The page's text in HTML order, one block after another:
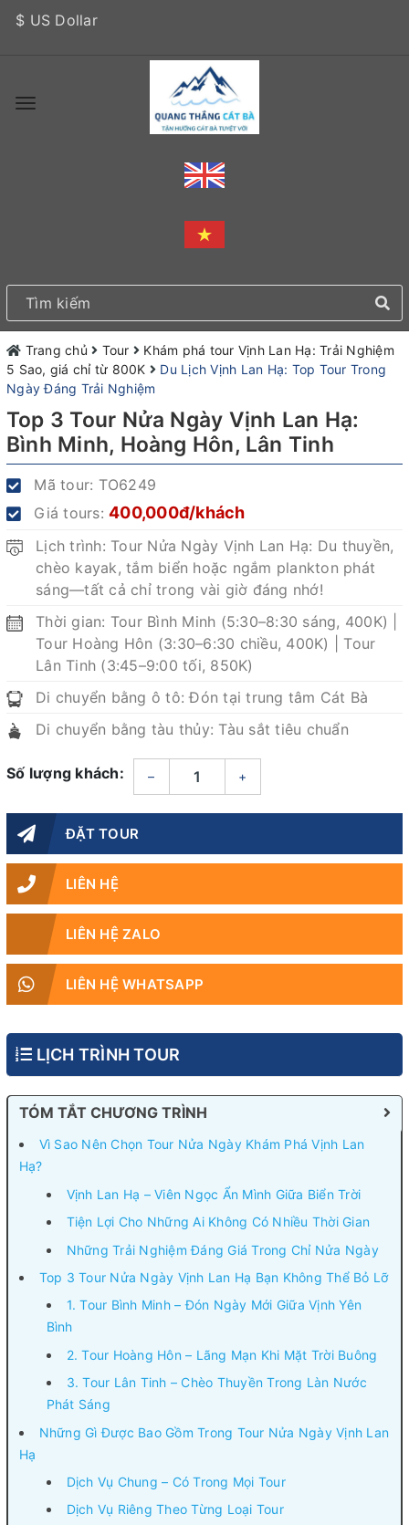
$ US Dollar
Trang chủ Tour
Khám phá tour Vịnh Lan Hạ: Trải Nghiệm
5 Sao, giá chỉ từ 800K
Du Lịch Vịnh Lan Hạ: Top Tour Trong
Ngày Đáng Trải Nghiệm
Top 3 Tour Nửa Ngày Vịnh Lan Hạ:
Bình Minh, Hoàng Hôn, Lân Tinh
Mã tour: TO6249
Giá tours: 400,000đ/khách
Lịch trình: Tour Nửa Ngày Vịnh Lan Hạ: Du thuyền,
chèo kayak, tắm biển hoặc ngắm plankton phát
sáng—tất cả chỉ trong vài giờ đáng nhớ!
Thời gian: Tour Bình Minh (5:30–8:30 sáng, 400K) |
Tour Hoàng Hôn (3:30–6:30 chiều, 400K) | Tour
Lân Tinh (3:45–9:00 tối, 850K)
Di chuyển bằng ô tô: Đón tại trung tâm Cát Bà
Di chuyển bằng tàu thủy: Tàu sắt tiêu chuẩn
Số lượng khách: – +
ĐẶT TOUR
LIÊN HỆ
LIÊN HỆ ZALO
LIÊN HỆ WHATSAPP
LỊCH TRÌNH TOUR
TÓM TẮT CHƯƠNG TRÌNH
Vì Sao Nên Chọn Tour Nửa Ngày Khám Phá Vịnh Lan
Hạ?
Vịnh Lan Hạ – Viên Ngọc Ẩn Mình Giữa Biển Trời
Tiện Lợi Cho Những Ai Không Có Nhiều Thời Gian
Những Trải Nghiệm Đáng Giá Trong Chỉ Nửa Ngày
Top 3 Tour Nửa Ngày Vịnh Lan Hạ Bạn Không Thể Bỏ Lỡ
1. Tour Bình Minh – Đón Ngày Mới Giữa Vịnh Yên
Bình
2. Tour Hoàng Hôn – Lãng Mạn Khi Mặt Trời Buông
3. Tour Lân Tinh – Chèo Thuyền Trong Làn Nước
Phát Sáng
Những Gì Được Bao Gồm Trong Tour Nửa Ngày Vịnh Lan
Hạ
Dịch Vụ Chung – Có Trong Mọi Tour
Dịch Vụ Riêng Theo Từng Loại Tour